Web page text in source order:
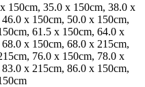
150cm, 35.0 x 150cm, 38.0 x
x 150cm, 50.0 x 150cm,
61.5 x 150cm, 64.0 x
x 150cm, 68.0 x 215cm,
76.0 x 150cm, 78.0 x
x 215cm, 86.0 x 150cm,